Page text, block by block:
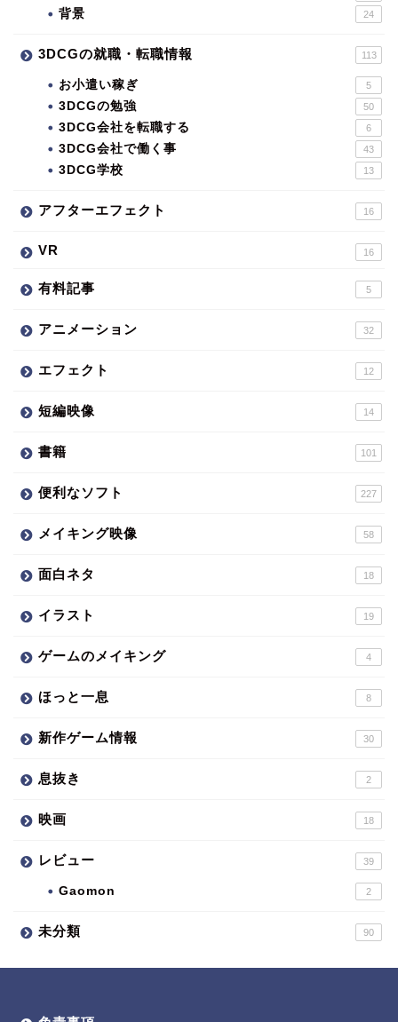
背景 24
3DCGの就職・転職情報 113
お小遣い稼ぎ 5
3DCGの勉強 50
3DCG会社を転職する 6
3DCG会社で働く事 43
3DCG学校 13
アフターエフェクト 16
VR 16
有料記事 5
アニメーション 32
エフェクト 12
短編映像 14
書籍 101
便利なソフト 227
メイキング映像 58
面白ネタ 18
イラスト 19
ゲームのメイキング 4
ほっと一息 8
新作ゲーム情報 30
息抜き 2
映画 18
レビュー 39
Gaomon 2
未分類 90